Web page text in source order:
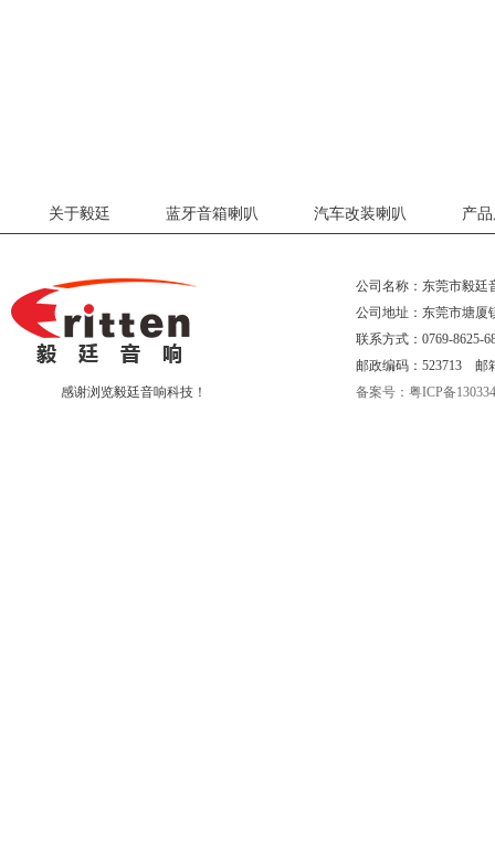
关于毅廷 蓝牙音箱喇叭 汽车改装喇叭 产
感谢浏览毅廷音响科技！
公司名称：东莞市毅廷
公司地址：东莞市塘厦
联系方式：0769-8625-
邮政编码：523713 邮
备案号：粤ICP备